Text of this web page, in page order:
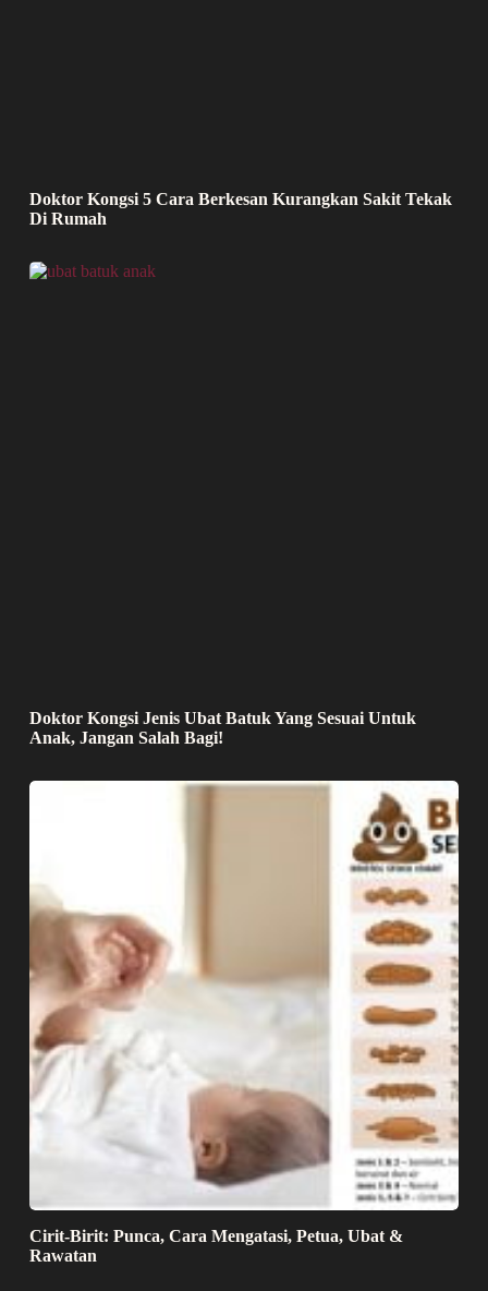
Doktor Kongsi 5 Cara Berkesan Kurangkan Sakit Tekak
Di Rumah
Doktor Kongsi Jenis Ubat Batuk Yang Sesuai Untuk
Anak, Jangan Salah Bagi!
Cirit-Birit: Punca, Cara Mengatasi, Petua, Ubat &
Rawatan